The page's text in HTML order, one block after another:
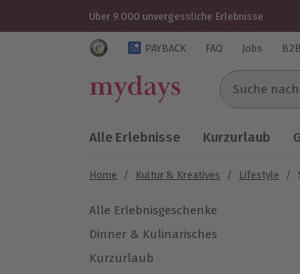
Über 9.000 unvergessliche Erlebnisse
Trustedshops Bewertungen für mydays.de
PAYBACK FAQ Jobs B2B
Suche nach
Alle Erlebnisse Kurzurlaub
Home / Kultur & Kreatives / Lifestyle /
Alle Erlebnisgeschenke
Dinner & Kulinarisches
Kurzurlaub